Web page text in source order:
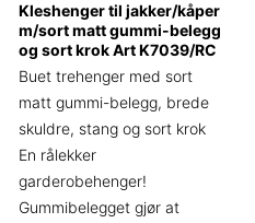
velges
på
produktsiden
Kleshenger til jakker/kåper
m/sort matt gummi-belegg
og sort krok Art K7039/RC
Buet trehenger med sort
matt gummi-belegg, brede
skuldre, stang og sort krok
En rålekker
garderobehenger!
Gummibelegget gjør at